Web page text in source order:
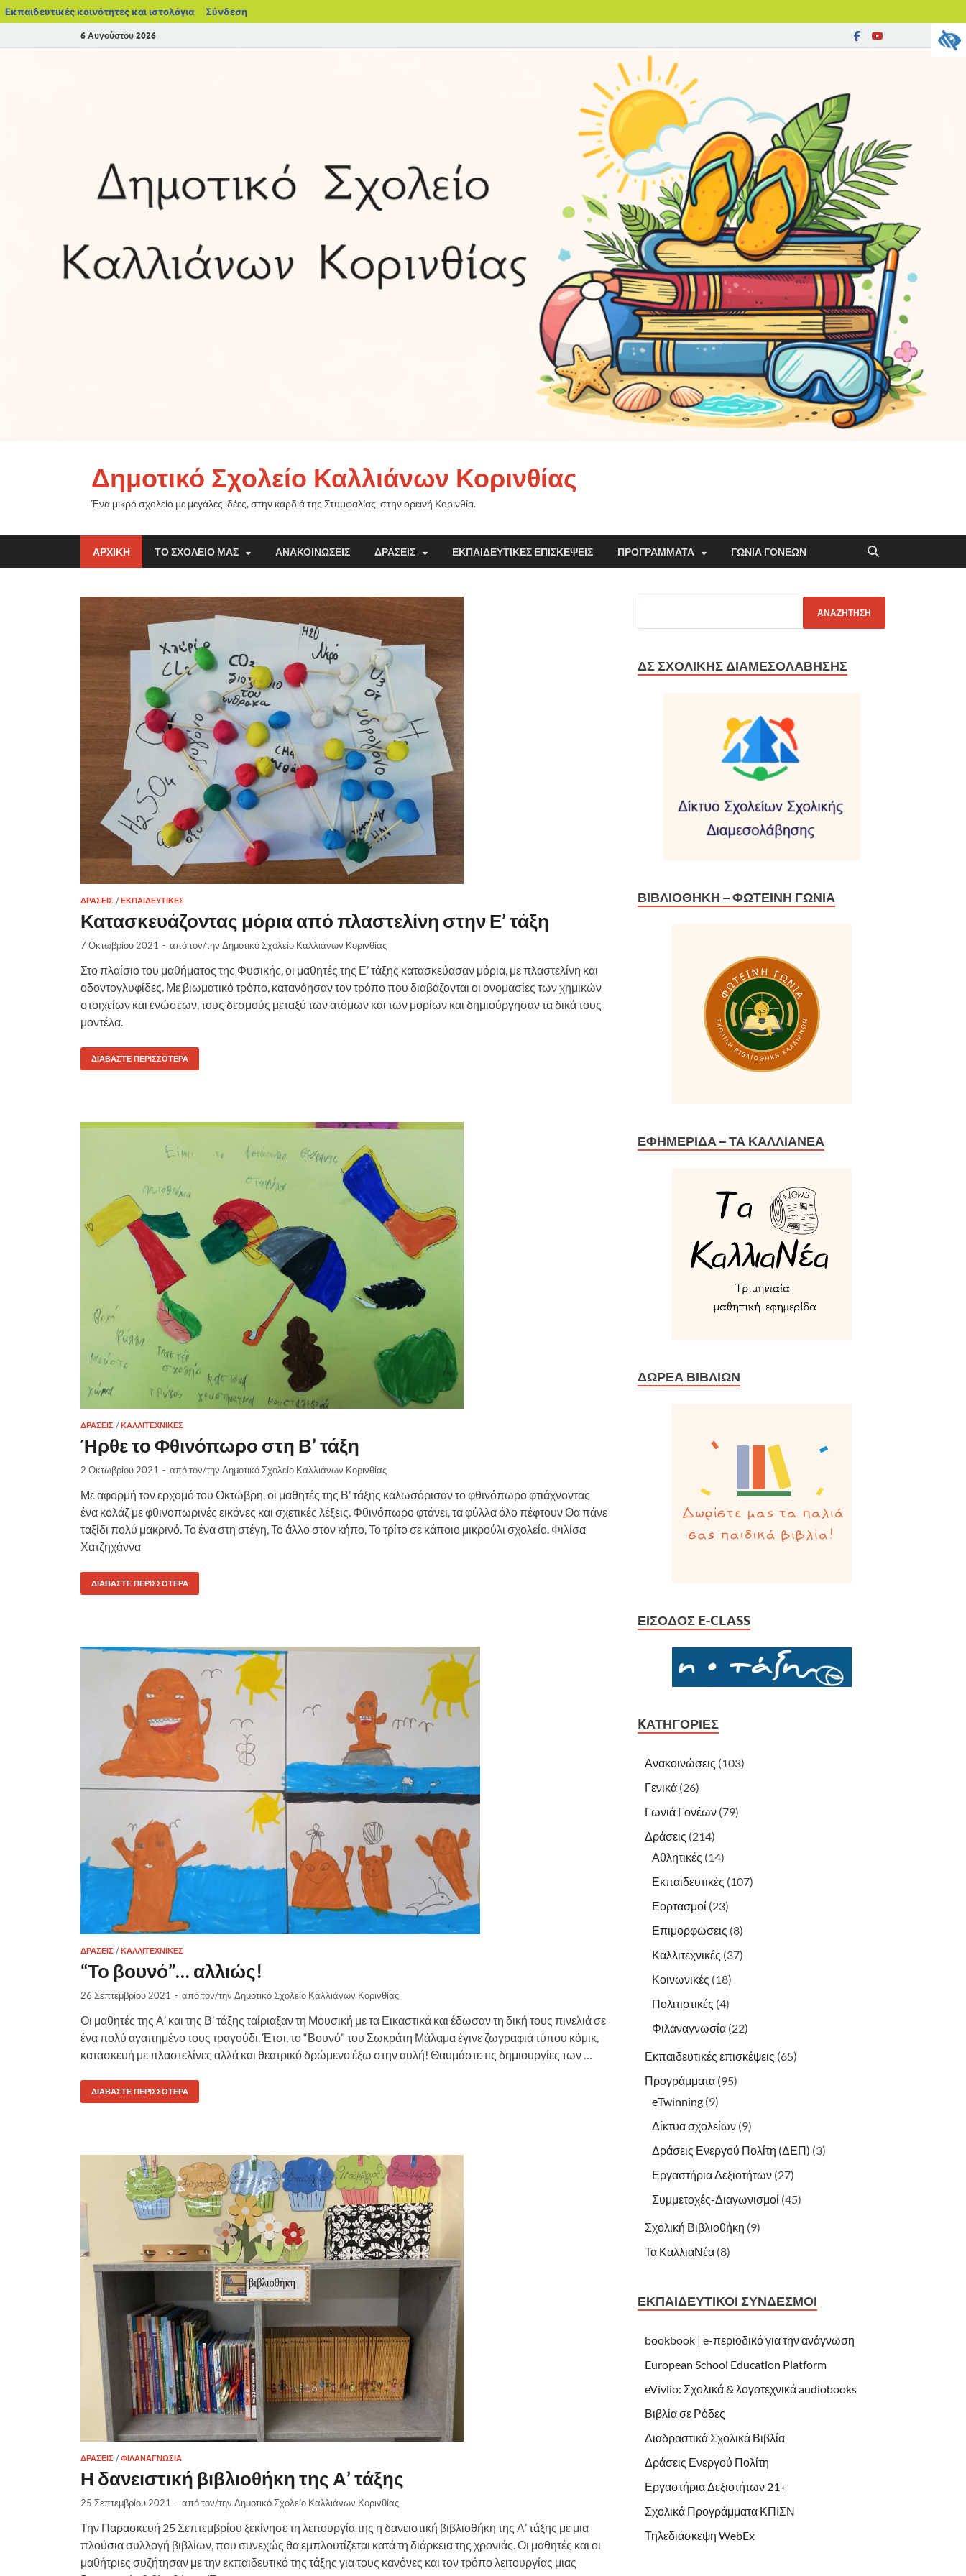
Εκπαιδευτικές κοινότητες και ιστολόγια Σύνδεση
6 Αυγούστου 2026
Δημοτικό Σχολείο Καλλιάνων Κορινθίας
Ένα μικρό σχολείο με μεγάλες ιδέες, στην καρδιά της Στυμφαλίας, στην ορεινή Κορινθία.
ΑΡΧΙΚΉ ΤΟ ΣΧΟΛΕΊΟ ΜΑΣ ΑΝΑΚΟΙΝΏΣΕΙΣ ΔΡΆΣΕΙΣ ΕΚΠΑΙΔΕΥΤΙΚΈΣ ΕΠΙΣΚΈΨΕΙΣ ΠΡΟΓΡΆΜΜΑΤΑ ΓΩΝΙΆ ΓΟΝΈΩΝ
ΔΡΆΣΕΙΣ /ΕΚΠΑΙΔΕΥΤΙΚΈΣ
Κατασκευάζοντας μόρια από πλαστελίνη στην Ε’ τάξη
7 Οκτωβρίου 2021 - από τον/την Δημοτικό Σχολείο Καλλιάνων Κορινθίας
Στο πλαίσιο του μαθήματος της Φυσικής, οι μαθητές της Ε’ τάξης κατασκεύασαν μόρια, με πλαστελίνη και
οδοντογλυφίδες. Με βιωματικό τρόπο, κατανόησαν τον τρόπο που διαβάζονται οι ονομασίες των χημικών
στοιχείων και ενώσεων, τους δεσμούς μεταξύ των ατόμων και των μορίων και δημιούργησαν τα δικά τους
μοντέλα.
ΔΙΑΒΆΣΤΕ ΠΕΡΙΣΣΌΤΕΡΑ
ΔΡΆΣΕΙΣ /ΚΑΛΛΙΤΕΧΝΙΚΈΣ
Ήρθε το Φθινόπωρο στη Β’ τάξη
2 Οκτωβρίου 2021 - από τον/την Δημοτικό Σχολείο Καλλιάνων Κορινθίας
Με αφορμή τον ερχομό του Οκτώβρη, οι μαθητές της Β’ τάξης καλωσόρισαν το φθινόπωρο φτιάχνοντας
ένα κολάζ με φθινοπωρινές εικόνες και σχετικές λέξεις. Φθινόπωρο φτάνει, τα φύλλα όλο πέφτουν Θα πάνε
ταξίδι πολύ μακρινό. Το ένα στη στέγη, Το άλλο στον κήπο, Το τρίτο σε κάποιο μικρούλι σχολείο. Φιλίσα
Χατζηχάννα
ΔΙΑΒΆΣΤΕ ΠΕΡΙΣΣΌΤΕΡΑ
ΔΡΆΣΕΙΣ /ΚΑΛΛΙΤΕΧΝΙΚΈΣ
“Το βουνό”… αλλιώς!
26 Σεπτεμβρίου 2021 - από τον/την Δημοτικό Σχολείο Καλλιάνων Κορινθίας
Οι μαθητές της Α’ και της Β’ τάξης ταίριαξαν τη Μουσική με τα Εικαστικά και έδωσαν τη δική τους πινελιά σε
ένα πολύ αγαπημένο τους τραγούδι. Έτσι, το “Βουνό” του Σωκράτη Μάλαμα έγινε ζωγραφιά τύπου κόμικ,
κατασκευή με πλαστελίνες αλλά και θεατρικό δρώμενο έξω στην αυλή! Θαυμάστε τις δημιουργίες των …
ΔΙΑΒΆΣΤΕ ΠΕΡΙΣΣΌΤΕΡΑ
ΔΡΆΣΕΙΣ /ΦΙΛΑΝΑΓΝΩΣΊΑ
Η δανειστική βιβλιοθήκη της Α’ τάξης
25 Σεπτεμβρίου 2021 - από τον/την Δημοτικό Σχολείο Καλλιάνων Κορινθίας
Την Παρασκευή 25 Σεπτεμβρίου ξεκίνησε τη λειτουργία της η δανειστική βιβλιοθήκη της Α’ τάξης με μια
πλούσια συλλογή βιβλίων, που συνεχώς θα εμπλουτίζεται κατά τη διάρκεια της χρονιάς. Οι μαθητές και οι
μαθήτριες συζήτησαν με την εκπαιδευτικό της τάξης για τους κανόνες και τον τρόπο λειτουργίας μιας
ΔΣ ΣΧΟΛΙΚΉΣ ΔΙΑΜΕΣΟΛΆΒΗΣΗΣ
ΒΙΒΛΙΟΘΉΚΗ – ΦΩΤΕΙΝΉ ΓΩΝΙΆ
ΕΦΗΜΕΡΊΔΑ – ΤΑ ΚΑΛΛΙΑΝΈΑ
ΔΩΡΕΆ ΒΙΒΛΊΩΝ
ΕΊΣΟΔΟΣ E-CLASS
KΑΤΗΓΟΡΊΕΣ
Ανακοινώσεις (103)
Γενικά (26)
Γωνιά Γονέων (79)
Δράσεις (214)
Αθλητικές (14)
Εκπαιδευτικές (107)
Εορτασμοί (23)
Επιμορφώσεις (8)
Καλλιτεχνικές (37)
Κοινωνικές (18)
Πολιτιστικές (4)
Φιλαναγνωσία (22)
Εκπαιδευτικές επισκέψεις (65)
Προγράμματα (95)
eTwinning (9)
Δίκτυα σχολείων (9)
Δράσεις Ενεργού Πολίτη (ΔΕΠ) (3)
Εργαστήρια Δεξιοτήτων (27)
Συμμετοχές-Διαγωνισμοί (45)
Σχολική Βιβλιοθήκη (9)
Τα ΚαλλιαΝέα (8)
ΕΚΠΑΙΔΕΥΤΙΚΟΊ ΣΎΝΔΕΣΜΟΙ
bookbook | e-περιοδικό για την ανάγνωση
European School Education Platform
eVivlio: Σχολικά & λογοτεχνικά audiobooks
Βιβλία σε Ρόδες
Διαδραστικά Σχολικά Βιβλία
Δράσεις Ενεργού Πολίτη
Εργαστήρια Δεξιοτήτων 21+
Σχολικά Προγράμματα ΚΠΙΣΝ
Τηλεδιάσκεψη WebEx